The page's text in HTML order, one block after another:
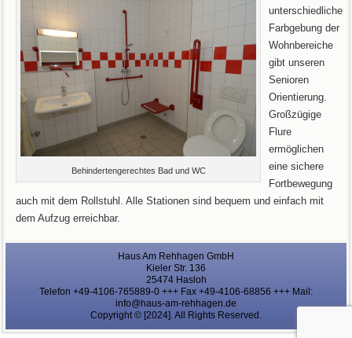
Behindertengerechtes Bad und WC
unterschiedliche
Farbgebung der
Wohnbereiche
gibt unseren
Senioren
Orientierung.
Großzügige
Flure
ermöglichen
eine sichere
Fortbewegung
auch mit dem Rollstuhl. Alle Stationen sind bequem und einfach mit
dem Aufzug erreichbar.
Haus Am Rehhagen GmbH
Kieler Str. 136
25474 Hasloh
Telefon +49-4106-765889-0 +++ Fax +49-4106-68856 +++ Mail:
info@haus-am-rehhagen.de
Copyright © [2024]. All Rights Reserved.